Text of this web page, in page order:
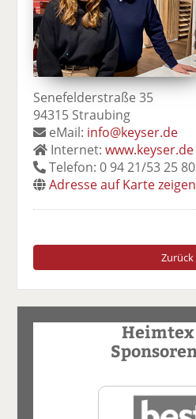
Senefelderstraße 35
94315 Straubing
eMail: info@keyser.de
Internet:www.keyser.de
Telefon: 0 94 21/53 25 80
Adresse auf Karte zeigen
Zurück